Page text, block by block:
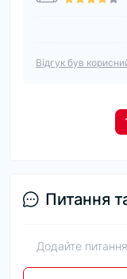
Відгук був
Питання
Додайте